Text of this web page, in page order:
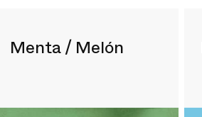
Menta / Melón